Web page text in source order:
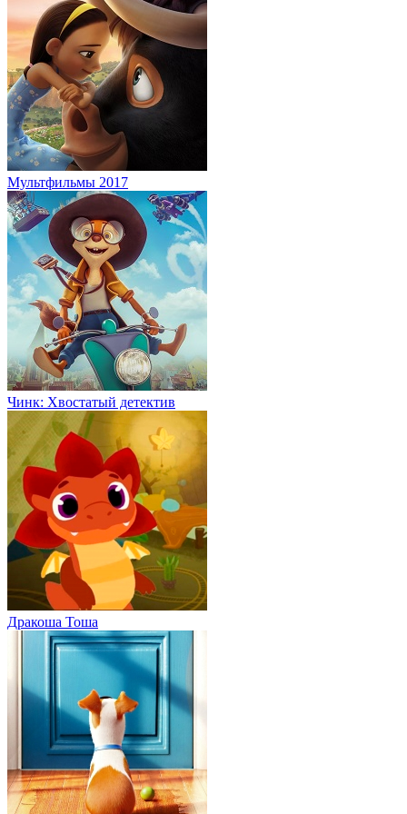
Мультфильмы 2017
Чинк: Хвостатый детектив
Дракоша Тоша